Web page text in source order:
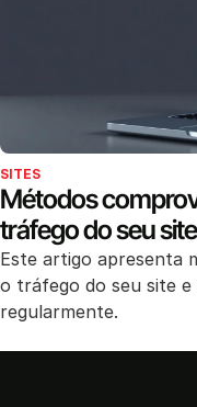
SITES
Métodos
tráfego do seu site
Este artigo apresenta
o tráfego do seu site
regularmente.